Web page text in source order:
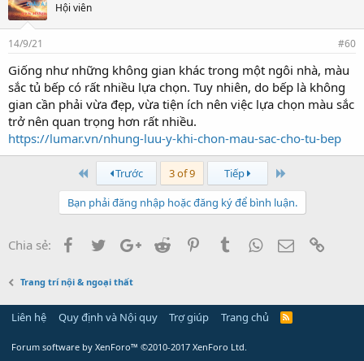
Hội viên
14/9/21 #60
Giống như những không gian khác trong một ngôi nhà, màu
sắc tủ bếp có rất nhiều lựa chọn. Tuy nhiên, do bếp là không
gian cần phải vừa đẹp, vừa tiện ích nên việc lựa chọn màu sắc
trở nên quan trọng hơn rất nhiều.
https://lumar.vn/nhung-luu-y-khi-chon-mau-sac-cho-tu-bep
First Trước 3 of 9 Tiếp
Bạn phải đăng nhập hoặc đăng ký để bình luận.
Chia sẻ: FacebookTwitterGoogle+
Reddit PinterestTumblrWhatsApp
Email
Trang trí nội & ngoại thất
Liên hệ Quy định và Nội quy Trợ giúp Trang chủ
Forum software by XenForo™ ©2010-2017 XenForo Ltd.